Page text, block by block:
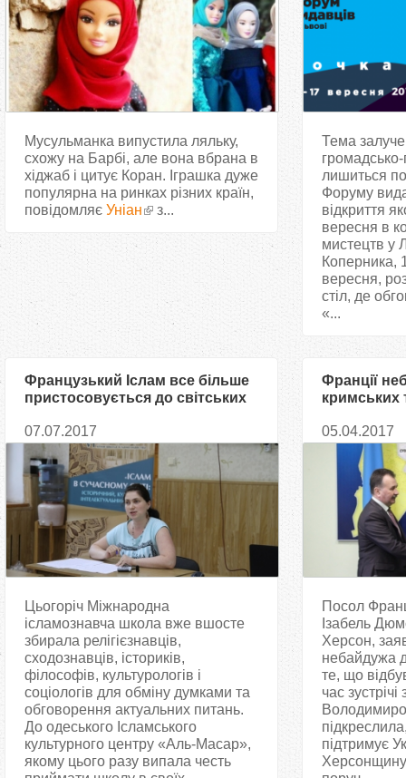
Мусульманка випустила ляльку,
схожу на Барбі, але вона вбрана в
хіджаб і цитує Коран. Іграшка дуже
популярна на ринках різних країн,
повідомляє Уніан з...
Тема
лишиться
Форуму
відкриття
вересня в
мистецтв у
Коперника,
вересня,
стіл, де
«...
Французький Іслам все більше
пристосовується до світських
Сипко
07.07.2017
Цьогоріч Міжнародна
ісламознавча школа вже вшосте
збирала релігієзнавців,
сходознавців, істориків,
філософів, культурологів і
соціологів для обміну думками та
обговорення актуальних питань.
До одеського Ісламського
культурного центру «Аль-Масар»,
якому цього разу випала честь
Франції
кримських
05.04.2017
Посол
Ізабель
Херсон,
небайдужа
те, що
час
підтримує